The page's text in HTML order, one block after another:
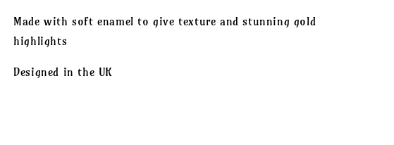
Made with soft enamel to give texture and stunning gold
highlights
Designed in the UK